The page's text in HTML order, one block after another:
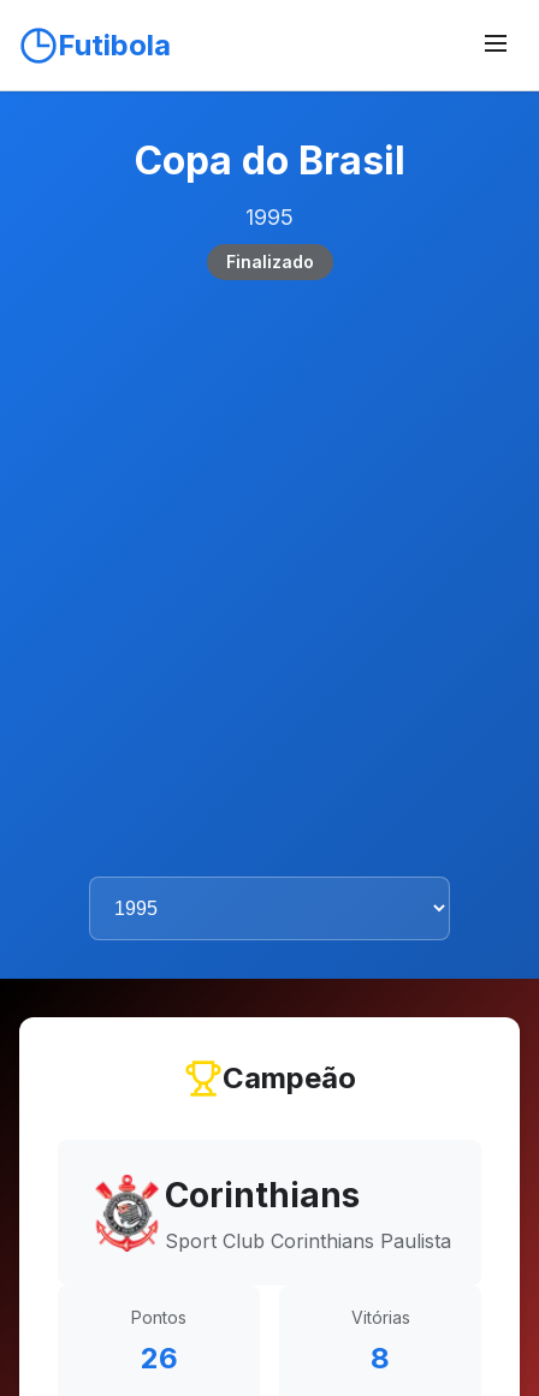
Futibola
Copa do Brasil
1995
Finalizado
Campeão
Corinthians
Sport Club Corinthians Paulista
Pontos
26
Vitórias
8